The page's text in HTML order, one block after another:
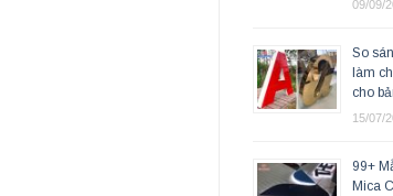
09/09/
So
làm
cho
15/07/
99+
Mica